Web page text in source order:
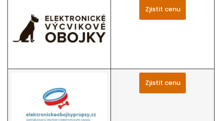
Zjistit cenu
Zjistit cenu